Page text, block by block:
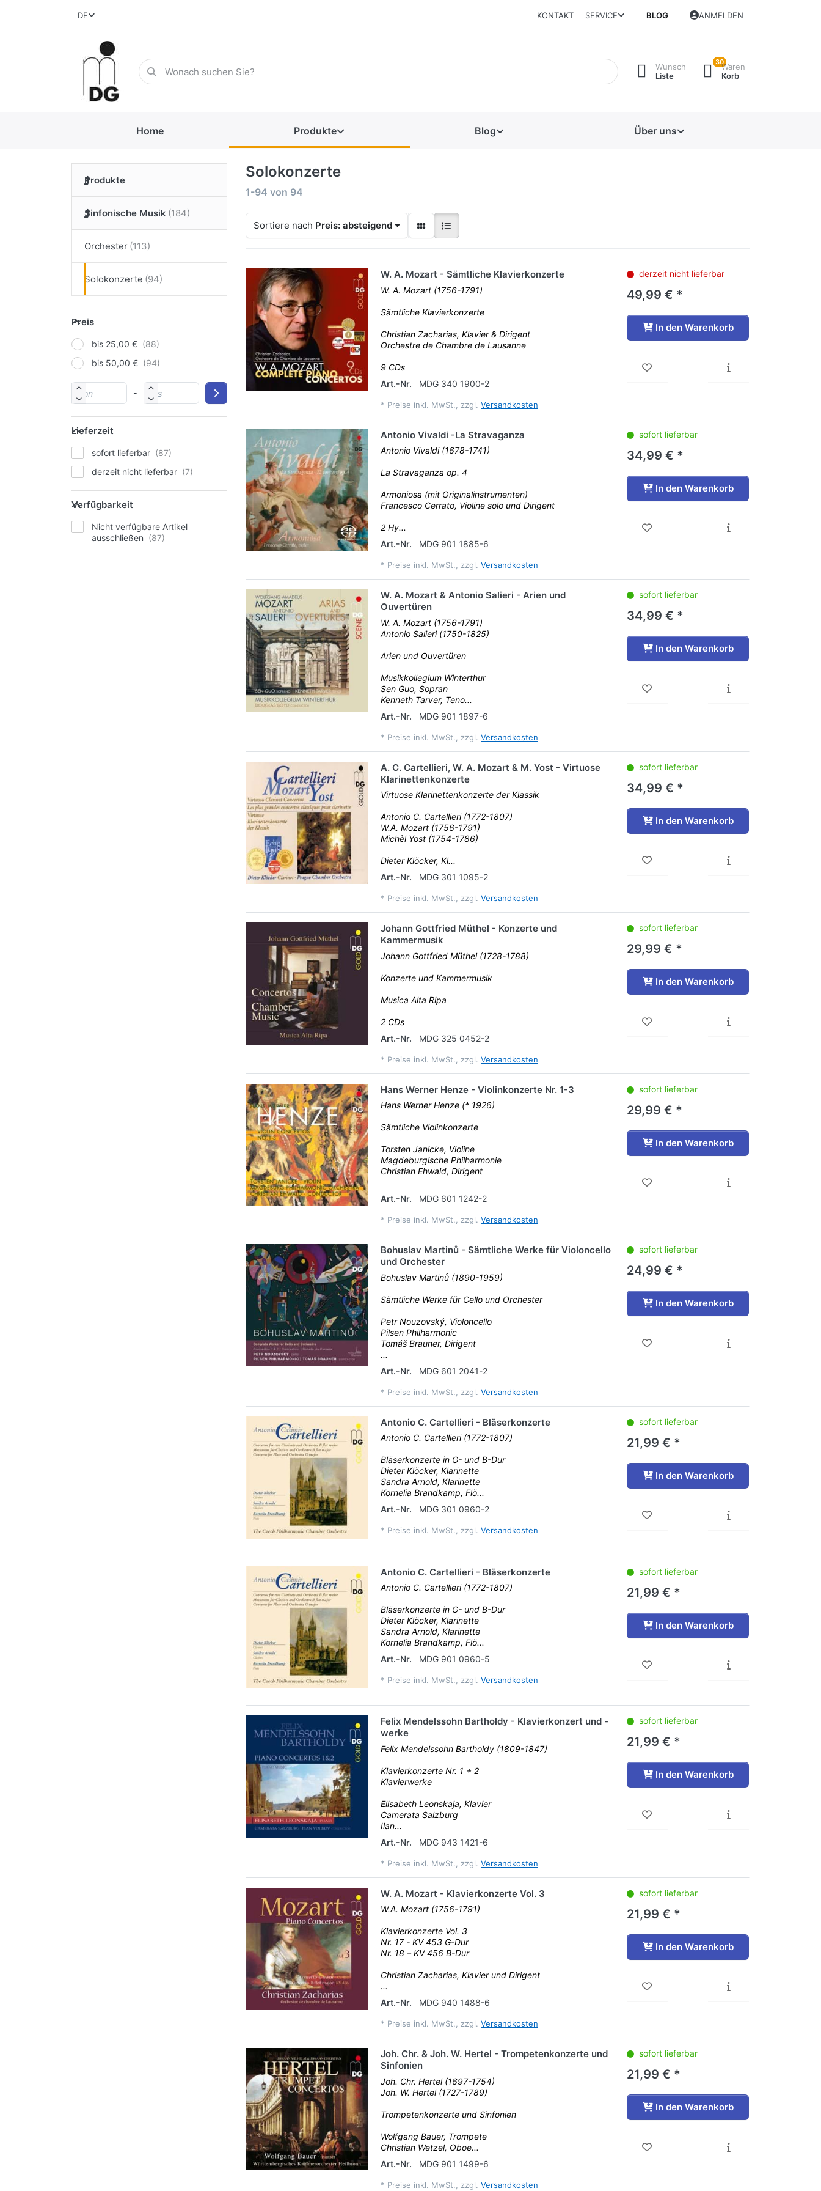
DE KONTAKT SERVICE BLOG ANMELDEN
Wunsch
Liste
30Waren
Korb
Home Produkte Blog Über uns
Produkte
Sinfonische Musik
Orchester
Solokonzerte
Preis
bis 25,00 €
bis 50,00 €
-
Lieferzeit
sofort lieferbar
derzeit nicht lieferbar
Verfügbarkeit
Nicht verfügbare Artikel
ausschließen
Solokonzerte
1-94 von 94
Sortiere nach Preis: absteigend
W. A. Mozart - Sämtliche Klavierkonzerte
W. A. Mozart (1756-1791)
Sämtliche Klavierkonzerte
Christian Zacharias, Klavier & Dirigent
Orchestre de Chambre de Lausanne
9 CDs
Art.-Nr.
MDG 340 1900-2
* Preise inkl. MwSt., zzgl. Versandkosten
derzeit nicht lieferbar
49,99 € *
In den Warenkorb
Antonio Vivaldi -La Stravaganza
Antonio Vivaldi (1678-1741)
La Stravaganza op. 4
Armoniosa (mit Originalinstrumenten)
Francesco Cerrato, Violine solo und Dirigent
2 Hy...
Art.-Nr.
MDG 901 1885-6
* Preise inkl. MwSt., zzgl. Versandkosten
sofort lieferbar
34,99 € *
In den Warenkorb
W. A. Mozart & Antonio Salieri - Arien und
Ouvertüren
W. A. Mozart (1756-1791)
Antonio Salieri (1750-1825)
Arien und Ouvertüren
Musikkollegium Winterthur
Sen Guo, Sopran
Kenneth Tarver, Teno...
Art.-Nr.
MDG 901 1897-6
* Preise inkl. MwSt., zzgl. Versandkosten
sofort lieferbar
34,99 € *
In den Warenkorb
A. C. Cartellieri, W. A. Mozart & M. Yost - Virtuose
Klarinettenkonzerte
Virtuose Klarinettenkonzerte der Klassik
Antonio C. Cartellieri (1772-1807)
W.A. Mozart (1756-1791)
Michèl Yost (1754-1786)
Dieter Klöcker, Kl...
Art.-Nr.
MDG 301 1095-2
* Preise inkl. MwSt., zzgl. Versandkosten
sofort lieferbar
34,99 € *
In den Warenkorb
Johann Gottfried Müthel - Konzerte und
Kammermusik
Johann Gottfried Müthel (1728-1788)
Konzerte und Kammermusik
Musica Alta Ripa
2 CDs
Art.-Nr.
MDG 325 0452-2
* Preise inkl. MwSt., zzgl. Versandkosten
sofort lieferbar
29,99 € *
In den Warenkorb
Hans Werner Henze - Violinkonzerte Nr. 1-3
Hans Werner Henze (* 1926)
Sämtliche Violinkonzerte
Torsten Janicke, Violine
Magdeburgische Philharmonie
Christian Ehwald, Dirigent
Art.-Nr. MDG 601 1242-2
* Preise inkl. MwSt., zzgl. Versandkosten
sofort lieferbar
29,99 € *
In den Warenkorb
Bohuslav Martinů - Sämtliche Werke für Violoncello
und Orchester
Bohuslav Martinů (1890-1959)
Sämtliche Werke für Cello und Orchester
Petr Nouzovský, Violoncello
Pilsen Philharmonic
Tomáš Brauner, Dirigent
...
Art.-Nr.
MDG 601 2041-2
* Preise inkl. MwSt., zzgl. Versandkosten
sofort lieferbar
24,99 € *
In den Warenkorb
Antonio C. Cartellieri - Bläserkonzerte
Antonio C. Cartellieri (1772-1807)
Bläserkonzerte in G- und B-Dur
Dieter Klöcker, Klarinette
Sandra Arnold, Klarinette
Kornelia Brandkamp, Flö...
Art.-Nr.
MDG 301 0960-2
* Preise inkl. MwSt., zzgl. Versandkosten
sofort lieferbar
21,99 € *
In den Warenkorb
Antonio C. Cartellieri - Bläserkonzerte
Antonio C. Cartellieri (1772-1807)
Bläserkonzerte in G- und B-Dur
Dieter Klöcker, Klarinette
Sandra Arnold, Klarinette
Kornelia Brandkamp, Flö...
Art.-Nr.
MDG 901 0960-5
* Preise inkl. MwSt., zzgl. Versandkosten
sofort lieferbar
21,99 € *
In den Warenkorb
Felix Mendelssohn Bartholdy - Klavierkonzert und -
werke
Felix Mendelssohn Bartholdy (1809-1847)
Klavierkonzerte Nr. 1 + 2
Klavierwerke
Elisabeth Leonskaja, Klavier
Camerata Salzburg
Ilan...
Art.-Nr.
MDG 943 1421-6
* Preise inkl. MwSt., zzgl. Versandkosten
sofort lieferbar
21,99 € *
In den Warenkorb
W. A. Mozart - Klavierkonzerte Vol. 3
W.A. Mozart (1756-1791)
Klavierkonzerte Vol. 3
Nr. 17 - KV 453 G-Dur
Nr. 18 – KV 456 B-Dur
Christian Zacharias, Klavier und Dirigent
...
Art.-Nr.
MDG 940 1488-6
* Preise inkl. MwSt., zzgl. Versandkosten
sofort lieferbar
21,99 € *
In den Warenkorb
Joh. Chr. & Joh. W. Hertel - Trompetenkonzerte und
Sinfonien
Joh. Chr. Hertel (1697-1754)
Joh. W. Hertel (1727-1789)
Trompetenkonzerte und Sinfonien
Wolfgang Bauer, Trompete
Christian Wetzel, Oboe...
Art.-Nr.
MDG 901 1499-6
* Preise inkl. MwSt., zzgl. Versandkosten
sofort lieferbar
21,99 € *
In den Warenkorb